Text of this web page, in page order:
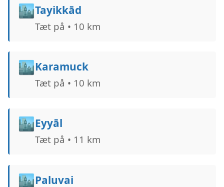
🏙️Tayikkād
Tæt på • 10 km
🏙️Karamuck
Tæt på • 10 km
🏙️Eyyāl
Tæt på • 11 km
🏙️Paluvai